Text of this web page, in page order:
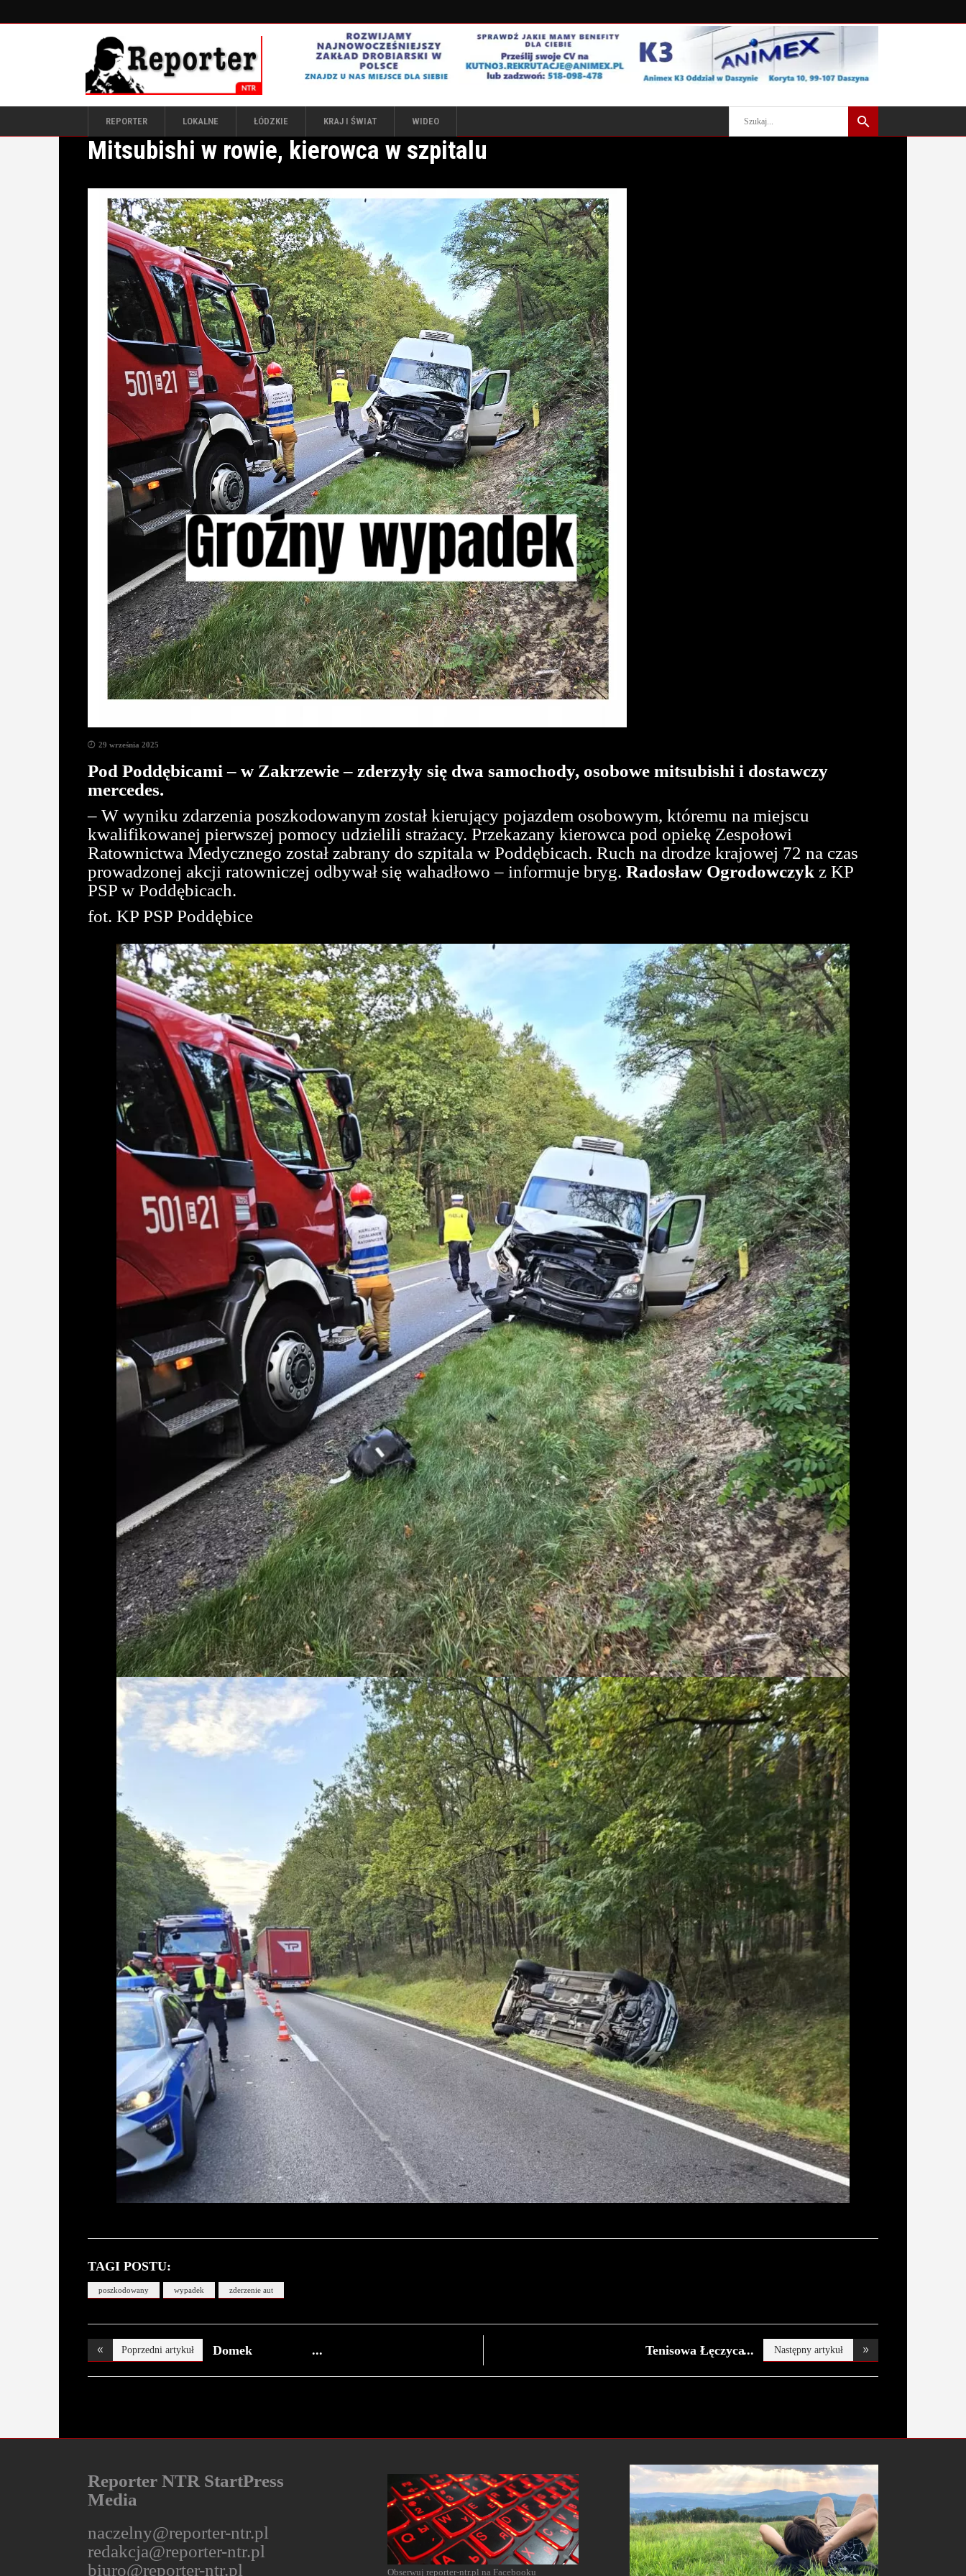
REPORTER LOKALNE ŁÓDZKIE KRAJ I ŚWIAT WIDEO
Mitsubishi w rowie, kierowca w szpitalu
29 września 2025
Pod Poddębicami – w Zakrzewie – zderzyły się dwa samochody, osobowe mitsubishi i dostawczy
mercedes.
– W wyniku zdarzenia poszkodowanym został kierujący pojazdem osobowym, któremu na miejscu
kwalifikowanej pierwszej pomocy udzielili strażacy. Przekazany kierowca pod opiekę Zespołowi
Ratownictwa Medycznego został zabrany do szpitala w Poddębicach. Ruch na drodze krajowej 72 na czas
prowadzonej akcji ratowniczej odbywał się wahadłowo – informuje bryg. Radosław Ogrodowczyk z KP
PSP w Poddębicach.
fot. KP PSP Poddębice
TAGI POSTU:
poszkodowany wypadek zderzenie aut
Poprzedni artykuł
Domek
Tenisowa Łęczyca Następny artykuł
Reporter NTR StartPress
Media
naczelny@reporter-ntr.pl
redakcja@reporter-ntr.pl
biuro@reporter-ntr.pl
Obserwuj reporter-ntr.pl na Facebooku